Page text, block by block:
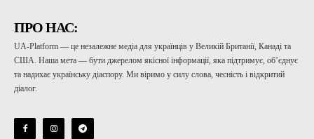
ПРО НАС:
UA-Platform — це незалежне медіа для українців у Великій Британії, Канаді та
США. Наша мета — бути джерелом якісної інформації, яка підтримує, об’єднує
та надихає українську діаспору. Ми віримо у силу слова, чесність і відкритий
діалог.